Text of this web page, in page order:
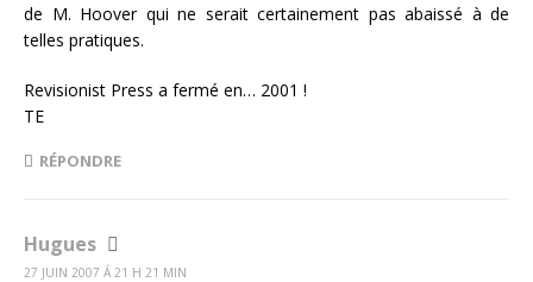
de M. Hoover qui ne serait certainement pas abaissé à de
telles pratiques.
Revisionist Press a fermé en… 2001 !
TE
RÉPONDRE
Hugues
27 JUIN 2007 Á 21 H 21 MIN